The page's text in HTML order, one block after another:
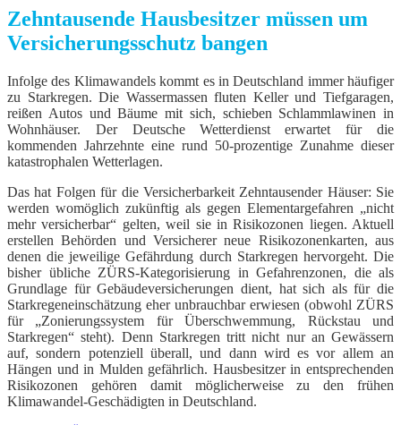
Zehntausende Hausbesitzer müssen um
Versicherungsschutz bangen
Infolge des Klimawandels kommt es in Deutschland immer häufiger
zu Starkregen. Die Wassermassen fluten Keller und Tiefgaragen,
reißen Autos und Bäume mit sich, schieben Schlammlawinen in
Wohnhäuser. Der Deutsche Wetterdienst erwartet für die
kommenden Jahrzehnte eine rund 50-prozentige Zunahme dieser
katastrophalen Wetterlagen.
Das hat Folgen für die Versicherbarkeit Zehntausender Häuser: Sie
werden womöglich zukünftig als gegen Elementargefahren „nicht
mehr versicherbar“ gelten, weil sie in Risikozonen liegen. Aktuell
erstellen Behörden und Versicherer neue Risikozonenkarten, aus
denen die jeweilige Gefährdung durch Starkregen hervorgeht. Die
bisher übliche ZÜRS-Kategorisierung in Gefahrenzonen, die als
Grundlage für Gebäudeversicherungen dient, hat sich als für die
Starkregeneinschätzung eher unbrauchbar erwiesen (obwohl ZÜRS
für „Zonierungssystem für Überschwemmung, Rückstau und
Starkregen“ steht). Denn Starkregen tritt nicht nur an Gewässern
auf, sondern potenziell überall, und dann wird es vor allem an
Hängen und in Mulden gefährlich. Hausbesitzer in entsprechenden
Risikozonen gehören damit möglicherweise zu den frühen
Klimawandel-Geschädigten in Deutschland.